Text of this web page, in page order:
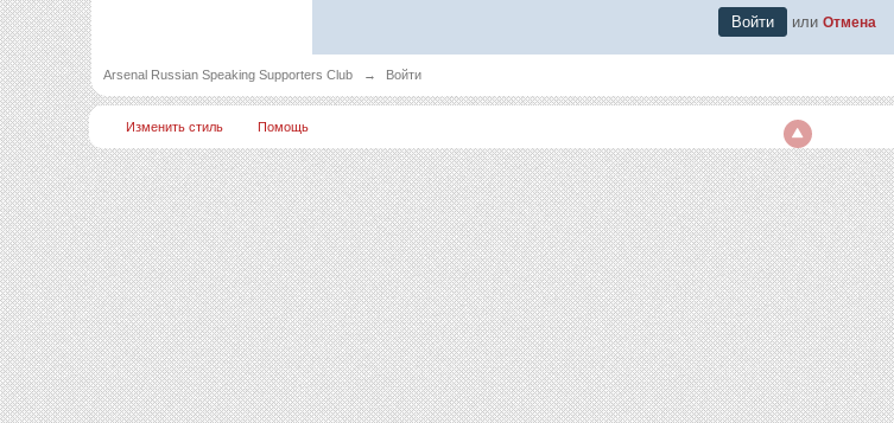
илиОтмена
Arsenal Russian Speaking Supporters Club → Войти
Изменить стиль Помощь